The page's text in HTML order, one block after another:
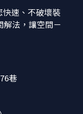
速、不破壞裝
法，讓空間－
巷